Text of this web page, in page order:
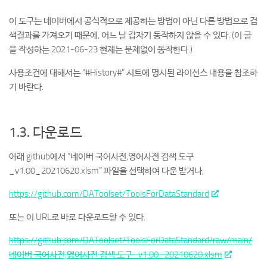
이 도구는 네이버에서 공식적으로 제공하는 방법이 아닌 다른 방법으로 검
색결과를 가져오기 때문에, 어느 날 갑자기 동작하지 않을 수 있다. (이 글
을 작성하는 2021-06-23 현재는 문제없이 동작한다.)
사용조건에 대해서는 “#History#” 시트에 명시된 라이선스 내용을 참조하
기 바란다.
1.3. 다운로드
아래 github에서 “네이버 국어사전,영어사전 검색 도구
_v1.00_20210620.xlsm” 파일을 선택하여 다운 받거나,
https://github.com/DAToolset/ToolsForDataStandard
또는 이 URL로 바로 다운로드할 수 있다.
https://github.com/DAToolset/ToolsForDataStandard/raw/main/
네이버 국어사전,영어사전 검색 도구_v1.00_20210620.xlsm